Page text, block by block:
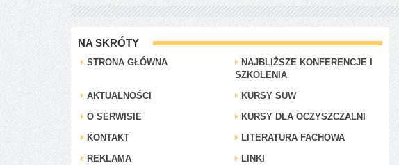
NA SKRÓTY
STRONA GŁÓWNA
NAJBLIŻSZE KONFERENCJE I
SZKOLENIA
AKTUALNOŚCI
KURSY SUW
O SERWISIE
KURSY DLA OCZYSZCZALNI
KONTAKT
LITERATURA FACHOWA
REKLAMA
LINKI